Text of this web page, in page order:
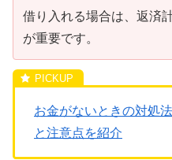
借り入れる場合は、返済
が重要です。
お金がないときの対処
と注意点を紹介